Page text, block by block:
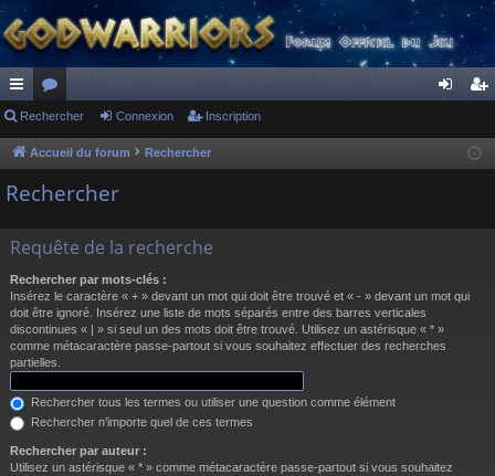
ac
co
ur
s
or
u
m
cri
Rechercher Connexion Inscription
Accueil du forum Rechercher
Rechercher
Requête de la recherche
Rechercher par mots-clés :
Insérez le caractère « + » devant un mot qui doit être trouvé et « - » devant un mot qui
doit être ignoré. Insérez une liste de mots séparés entre des barres verticales
discontinues « | » si seul un des mots doit être trouvé. Utilisez un astérisque « * »
comme métacaractère passe-partout si vous souhaitez effectuer des recherches
partielles.
Rechercher tous les termes ou utiliser une question comme élément
Rechercher n’importe quel de ces termes
Rechercher par auteur :
Utilisez un astérisque « * » comme métacaractère passe-partout si vous souhaitez